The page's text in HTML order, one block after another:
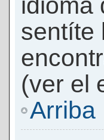
sentíte
(ver el
Arriba